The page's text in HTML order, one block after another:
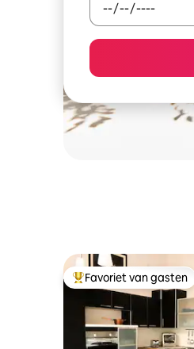
Topfavoriet van gasten
Favoriet van gasten